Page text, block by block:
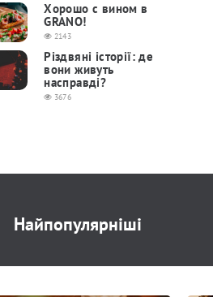
Хорошо с вином в
GRANO!
2143
Різдвяні історії: де
вони живуть
насправді?
3676
Найпопулярніші